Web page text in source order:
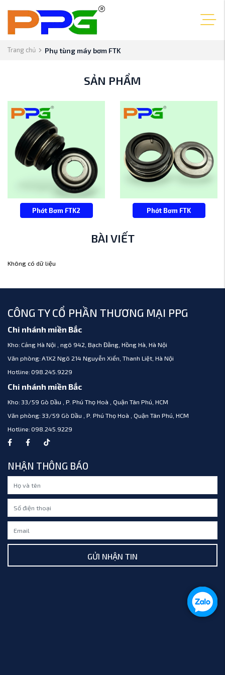
Trang chủ Phụ tùng máy bơm FTK
SẢN PHẨM
Phớt Bơm FTK2 Phớt Bơm FTK
BÀI VIẾT
Không có dữ liệu
CÔNG TY CỔ PHẦN THƯƠNG MẠI PPG
Chi nhánh miền Bắc
Kho: Cảng Hà Nội , ngõ 942, Bạch Đằng, Hồng Hà, Hà Nội
Văn phòng: A1X2 Ngõ 214 Nguyễn Xiển, Thanh Liệt, Hà Nội
Hotline: 098.245.9229
Chi nhánh miền Bắc
Kho: 33/59 Gò Dầu , P. Phú Thọ Hoà , Quận Tân Phú, HCM
Văn phòng: 33/59 Gò Dầu , P. Phú Thọ Hoà , Quận Tân Phú, HCM
Hotline: 098.245.9229
NHẬN THÔNG BÁO
GỬI NHẬN TIN